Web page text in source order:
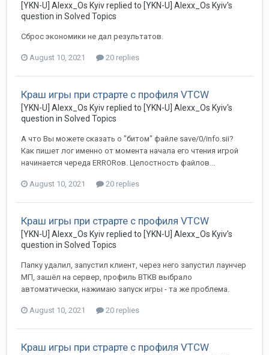
[YKN-U] Alexx_Os Kyiv replied to [YKN-U] Alexx_Os Kyiv's
question in Solved Topics
Сброс экономики не дал результатов.
August 10, 2021 20 replies
Краш игры при страрте с профиля VTCW
[YKN-U] Alexx_Os Kyiv replied to [YKN-U] Alexx_Os Kyiv's
question in Solved Topics
А что Вы можете сказать о "битом" файле save/0/info.sii?
Как пишет лог именно от момента начала его чтения игрой
начинается череда ERRORов. Целостность файлов...
August 10, 2021 20 replies
Краш игры при страрте с профиля VTCW
[YKN-U] Alexx_Os Kyiv replied to [YKN-U] Alexx_Os Kyiv's
question in Solved Topics
Папку удалил, запустил клиент, через него запустил лаунчер
МП, зашёл на сервер, профиль ВТКВ выбрало
автоматически, нажимаю запуск игры - та же проблема.
August 10, 2021 20 replies
Краш игры при страрте с профиля VTCW